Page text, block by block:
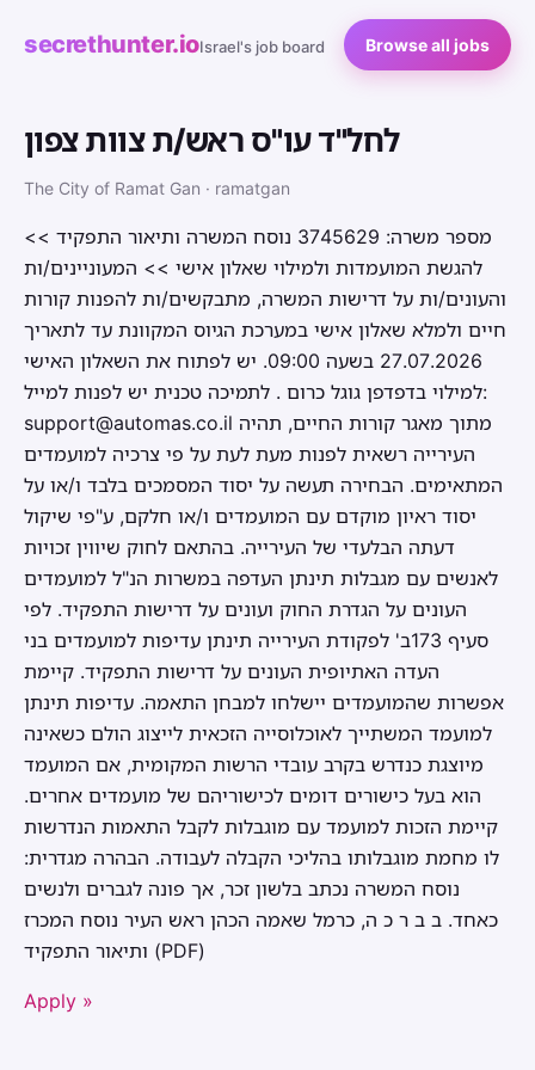
secrethunter.ioIsrael's job board Browse all jobs
לחל"ד עו"ס ראש/ת צוות צפון
The City of Ramat Gan · ramatgan
מספר משרה: 3745629 נוסח המשרה ותיאור התפקיד >>
להגשת המועמדות ולמילוי שאלון אישי >> המעוניינים/ות
והעונים/ות על דרישות המשרה, מתבקשים/ות להפנות קורות
חיים ולמלא שאלון אישי במערכת הגיוס המקוונת עד לתאריך
27.07.2026 בשעה 09:00. יש לפתוח את השאלון האישי
למילוי בדפדפן גוגל כרום . לתמיכה טכנית יש לפנות למייל:
support@automas.co.il מתוך מאגר קורות החיים, תהיה
העירייה רשאית לפנות מעת לעת על פי צרכיה למועמדים
המתאימים. הבחירה תעשה על יסוד המסמכים בלבד ו/או על
יסוד ראיון מוקדם עם המועמדים ו/או חלקם, ע"פי שיקול
דעתה הבלעדי של העירייה. בהתאם לחוק שיווין זכויות
לאנשים עם מגבלות תינתן העדפה במשרות הנ"ל למועמדים
העונים על הגדרת החוק ועונים על דרישות התפקיד. לפי
סעיף 173ב' לפקודת העירייה תינתן עדיפות למועמדים בני
העדה האתיופית העונים על דרישות התפקיד. קיימת
אפשרות שהמועמדים יישלחו למבחן התאמה. עדיפות תינתן
למועמד המשתייך לאוכלוסייה הזכאית לייצוג הולם כשאינה
מיוצגת כנדרש בקרב עובדי הרשות המקומית, אם המועמד
הוא בעל כישורים דומים לכישוריהם של מועמדים אחרים.
קיימת הזכות למועמד עם מוגבלות לקבל התאמות הנדרשות
לו מחמת מוגבלותו בהליכי הקבלה לעבודה. הבהרה מגדרית:
נוסח המשרה נכתב בלשון זכר, אך פונה לגברים ולנשים
כאחד. ב ב ר כ ה, כרמל שאמה הכהן ראש העיר נוסח המכרז
ותיאור התפקיד (PDF)
Apply »